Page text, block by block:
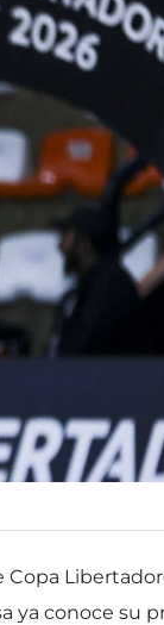
ya conoce su